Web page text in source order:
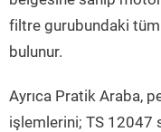
filtre gurubundaki
bulunur.
Ayrıca Pratik Araba,
işlemlerini; TS 12047